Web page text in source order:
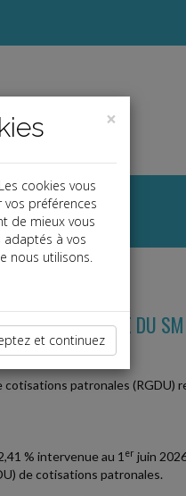
: LE PARAMÈTRE DU
patronales (RGDU)
% intervenue au 1 er juin
de cotisations patronales.
×
cookies vous
préférences
de mieux vous
adaptés à vos
nous utilisons.
et continuez